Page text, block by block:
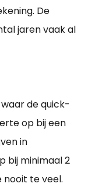
De
jaren vaak al
de quick-
op bij een
in
bij minimaal 2
nooit te veel.